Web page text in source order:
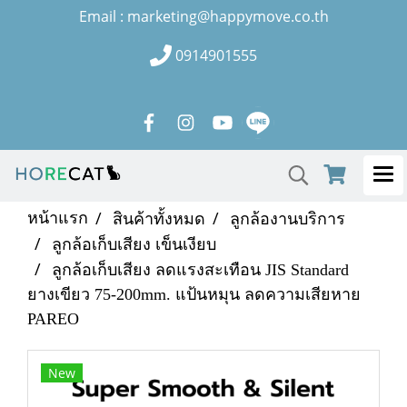
Email : marketing@happymove.co.th
0914901555
หน้าแรก สินค้าทั้งหมด
ลูกล้องานบริการ
ลูกล้อเก็บเสียง เข็นเงียบ
ลูกล้อเก็บเสียง ลดแรงสะเทือน JIS Standard
ยางเขียว 75-200mm. แป้นหมุน ลดความเสียหาย
PAREO
New